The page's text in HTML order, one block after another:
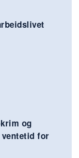
og
ventetid for